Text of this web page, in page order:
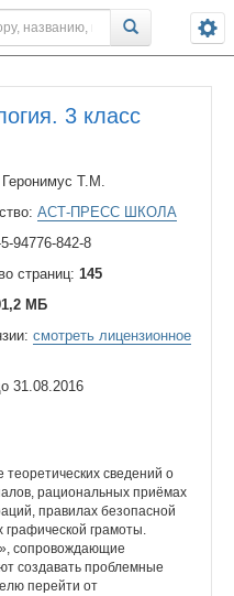
3 класс
Т.М.
АСТ-ПРЕСС ШКОЛА
94776-842-8
страниц: 145
МБ
смотреть лицензионное
31.08.2016
сведений о
рациональных приёмах
правилах безопасной
грамоты.
сопровождающие
создавать проблемные
перейти от